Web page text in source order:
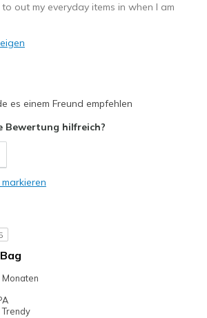
out my everyday items in when I am
Shoes are for Wearing
es einem Freund empfehlen
Bewertung hilfreich?
Trendy